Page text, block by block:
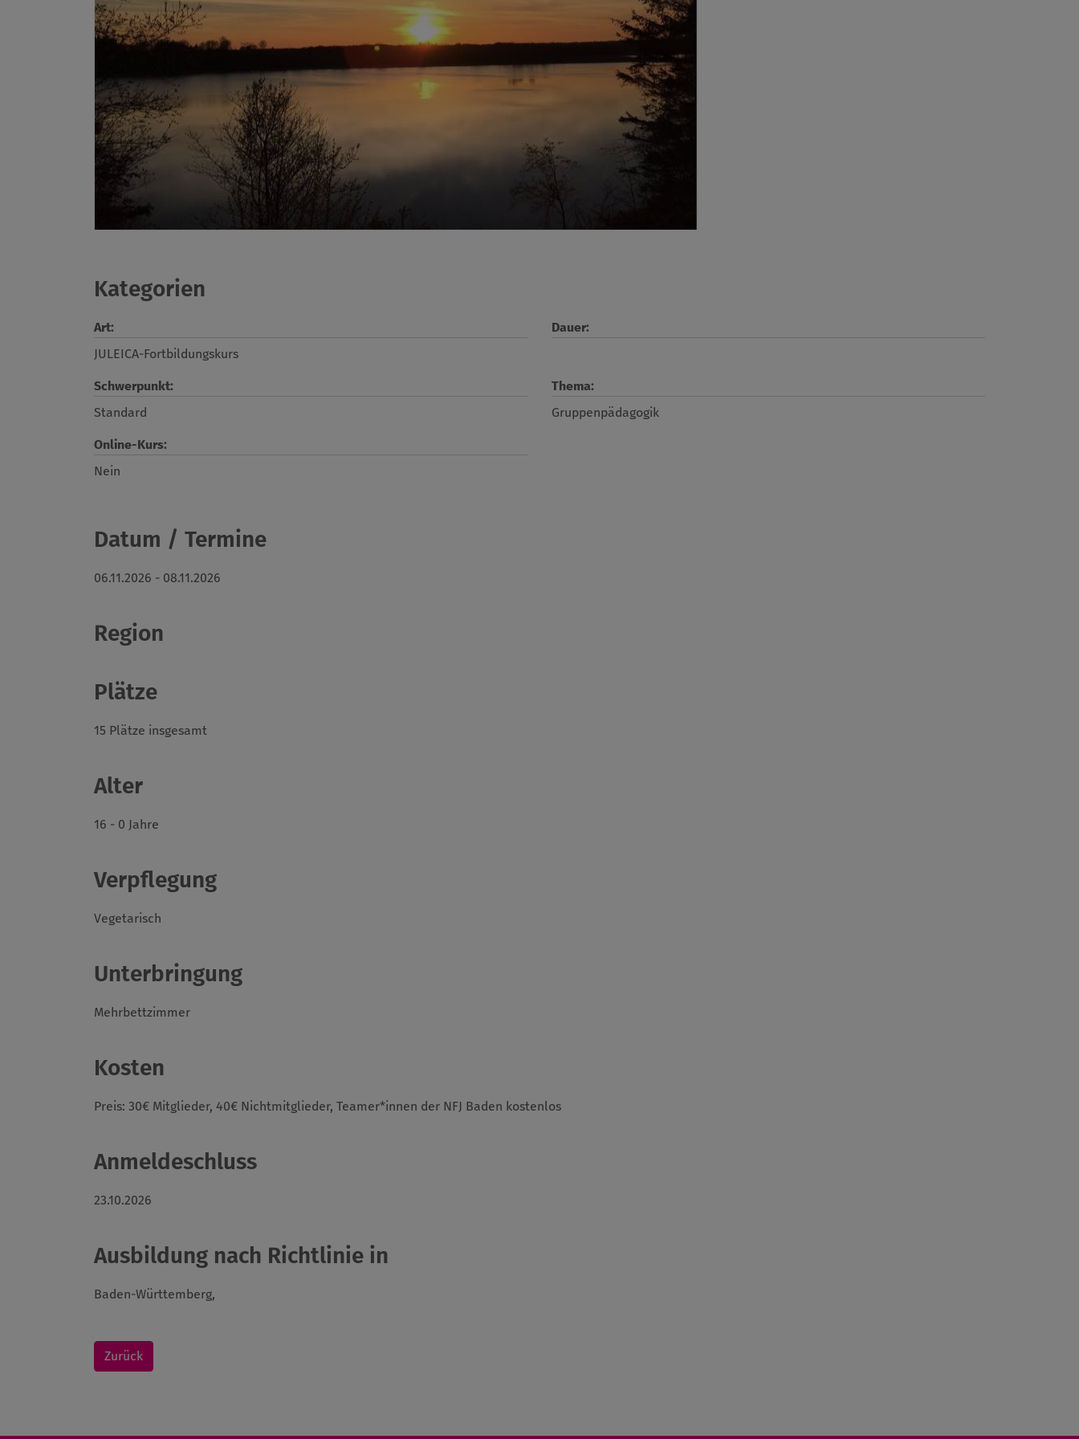
Kategorien
Art:
JULEICA-Fortbildungskurs
Dauer:
Schwerpunkt:
Standard
Thema:
Gruppenpädagogik
Online-Kurs:
Nein
Datum / Termine
06.11.2026 - 08.11.2026
Region
Plätze
15 Plätze insgesamt
Alter
16 - 0 Jahre
Verpflegung
Vegetarisch
Unterbringung
Mehrbettzimmer
Kosten
Preis: 30€ Mitglieder, 40€ Nichtmitglieder, Teamer*innen der NFJ Baden kostenlos
Anmeldeschluss
23.10.2026
Ausbildung nach Richtlinie in
Baden-Württemberg,
Zurück